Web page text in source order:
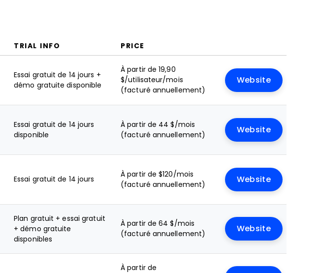
TRIAL INFO PRICE
Essai gratuit de 14 jours +
démo gratuite disponible
À partir de 19,90
$/utilisateur/mois
(facturé annuellement)
Website
Essai gratuit de 14 jours
disponible
À partir de 44 $/mois
(facturé annuellement)
Website
Essai gratuit de 14 jours
À partir de $120/mois
(facturé annuellement)
Website
Plan gratuit + essai gratuit
+ démo gratuite
disponibles
À partir de 64 $/mois
(facturé annuellement)
Website
À partir de